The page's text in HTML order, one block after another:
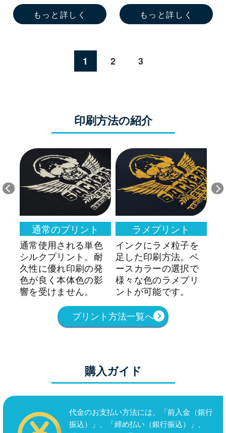
もっと詳しく もっと詳しく
1 2 3
印刷方法の紹介
通常のプリント
通常使用される単色
シルクプリント。耐
久性に優れ印刷の発
色が良く本体色の影
響を受けません。
ラメプリント
インクにラメ粒子を
足した印刷方法。ベ
ースカラーの選択で
様々な色のラメプリ
ントが可能です。
プリント方法一覧へ
購入ガイド
代金のお支払い方法には、「前入金（銀行
振込）」、「締め払い（銀行振込）」、